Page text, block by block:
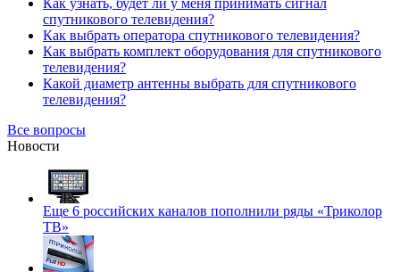
Как узнать, будет ли у меня принимать сигнал
спутникового телевидения?
Как выбрать оператора спутникового телевидения?
Как выбрать комплект оборудования для спутникового
телевидения?
Какой диаметр антенны выбрать для спутникового
телевидения?
Все вопросы
Новости
Еще 6 российских каналов пополнили ряды «Триколор
ТВ»